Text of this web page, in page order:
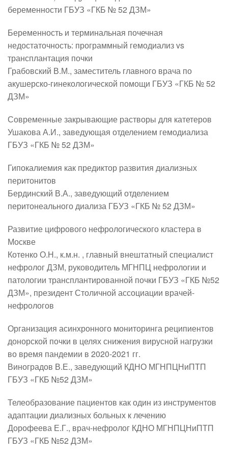
беременности ГБУЗ «ГКБ № 52 ДЗМ»
Беременность и терминальная почечная
недостаточность: программный гемодиализ vs
трансплантация почки
Грабовский В.М., заместитель главного врача по
акушерско-гинекологической помощи ГБУЗ «ГКБ № 52
ДЗМ»
Современные закрывающие растворы для катетеров
Ушакова А.И., заведующая отделением гемодиализа
ГБУЗ «ГКБ № 52 ДЗМ»
Гипокалиемия как предиктор развития диализных
перитонитов
Бердинский В.А., заведующий отделением
перитонеального диализа ГБУЗ «ГКБ № 52 ДЗМ»
Развитие цифрового нефрологического кластера в
Москве
Котенко О.Н., к.м.н. , главный внештатный специалист
нефролог ДЗМ, руководитель МГНПЦ нефрологии и
патологии трансплантированной почки ГБУЗ «ГКБ №52
ДЗМ», президент Столичной ассоциации врачей-
нефрологов
Организация асинхронного мониторинга реципиентов
донорской почки в целях снижения вирусной нагрузки
во время пандемии в 2020-2021 гг.
Виноградов В.Е., заведующий КДНО МГНПЦНиПТП
ГБУЗ «ГКБ №52 ДЗМ»
Телеобразование пациентов как один из инструментов
адаптации диализных больных к лечению
Дорофеева Е.Г., врач-нефролог КДНО МГНПЦНиПТП
ГБУЗ «ГКБ №52 ДЗМ»